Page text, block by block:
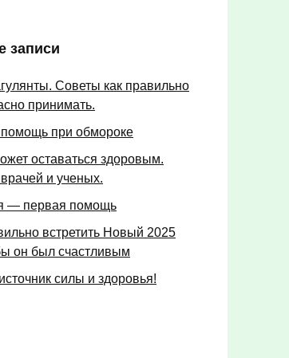
записи
Советы как правильно
принимать.
при обмороке
оставаться здоровым.
и ученых.
— первая помощь
встретить Новый 2025
он был счастливым
силы и здоровья!